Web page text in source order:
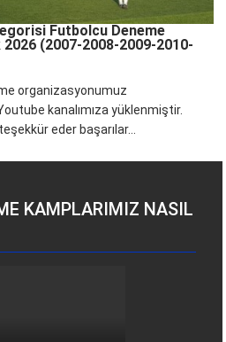
Futbolcu Deneme
(2007-2008-2009-2010-
organizasyonumuz
kanalımıza yüklenmiştir.
eder başarılar...
KAMPLARIMIZ NASIL